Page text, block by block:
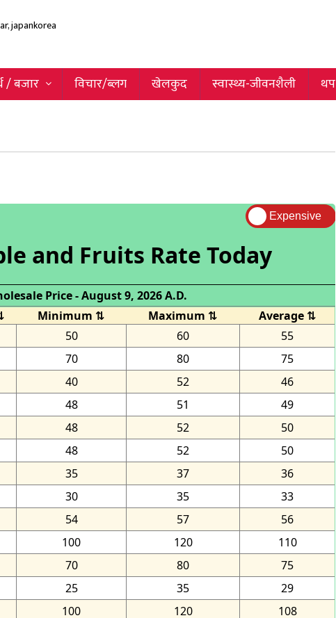
/ बजार विचार/ब्लग खेलकुद स्वास्थ्य-जीवनशैली थप